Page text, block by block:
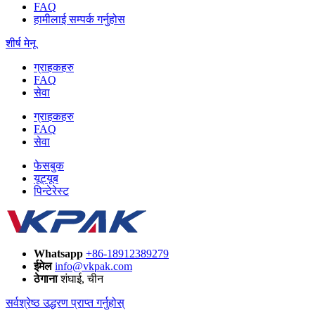
FAQ
हामीलाई सम्पर्क गर्नुहोस
शीर्ष मेनू
ग्राहकहरु
FAQ
सेवा
ग्राहकहरु
FAQ
सेवा
फेसबुक
यूट्यूब
पिन्टेरेस्ट
Whatsapp +86-18912389279
ईमेल info@vkpak.com
ठेगानाशंघाई, चीन
सर्वश्रेष्ठ उद्धरण प्राप्त गर्नुहोस्